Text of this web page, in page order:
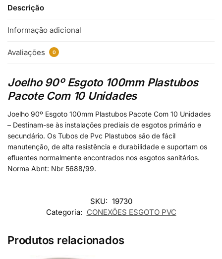
Descrição
Informação adicional
Avaliações 0
Joelho 90º Esgoto 100mm Plastubos
Pacote Com 10 Unidades
Joelho 90º Esgoto 100mm Plastubos Pacote Com 10 Unidades
– Destinam-se às instalações prediais de esgotos primário e
secundário. Os Tubos de Pvc Plastubos são de fácil
manutenção, de alta resistência e durabilidade e suportam os
efluentes normalmente encontrados nos esgotos sanitários.
Norma Abnt: Nbr 5688/99.
SKU: 19730
Categoria: CONEXÕES ESGOTO PVC
Produtos relacionados